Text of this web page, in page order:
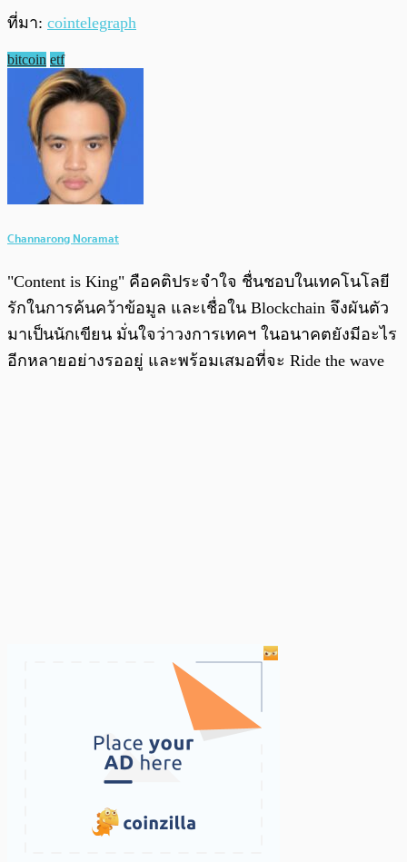
ที่มา: cointelegraph
bitcoin etf
Channarong Noramat
"Content is King" คือคติประจำใจ ชื่นชอบในเทคโนโลยี
รักในการค้นคว้าข้อมูล และเชื่อใน Blockchain จึงผันตัว
มาเป็นนักเขียน มั่นใจว่าวงการเทคฯ ในอนาคตยังมีอะไร
อีกหลายอย่างรออยู่ และพร้อมเสมอที่จะ Ride the wave